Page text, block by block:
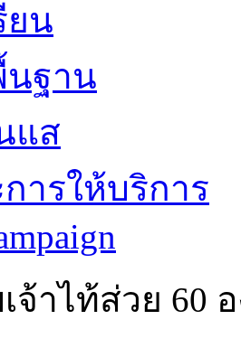
ยน
นฐาน
แส
ารให้บริการ
จ้าไท้ส่วย 60